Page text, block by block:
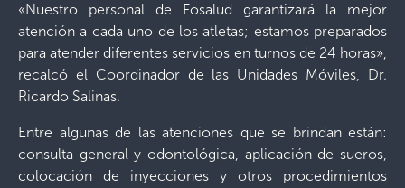
«Nuestro personal de Fosalud garantizará la mejor
atención a cada uno de los atletas; estamos preparados
para atender diferentes servicios en turnos de 24 horas»,
recalcó el Coordinador de las Unidades Móviles, Dr.
Ricardo Salinas.
Entre algunas de las atenciones que se brindan están:
consulta general y odontológica, aplicación de sueros,
colocación de inyecciones y otros procedimientos